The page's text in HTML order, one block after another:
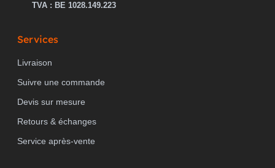
TVA : BE 1028.149.223
Services
Livraison
Suivre une commande
Devis sur mesure
Retours & échanges
Service après-vente